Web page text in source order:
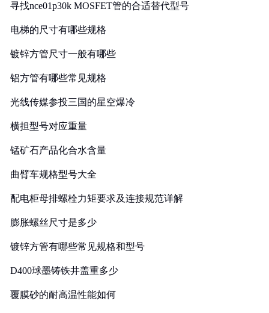
寻找nce01p30k MOSFET管的合适替代型号
电梯的尺寸有哪些规格
镀锌方管尺寸一般有哪些
铝方管有哪些常见规格
光线传媒参投三国的星空爆冷
横担型号对应重量
锰矿石产品化合水含量
曲臂车规格型号大全
配电柜母排螺栓力矩要求及连接规范详解
膨胀螺丝尺寸是多少
镀锌方管有哪些常见规格和型号
D400球墨铸铁井盖重多少
覆膜砂的耐高温性能如何